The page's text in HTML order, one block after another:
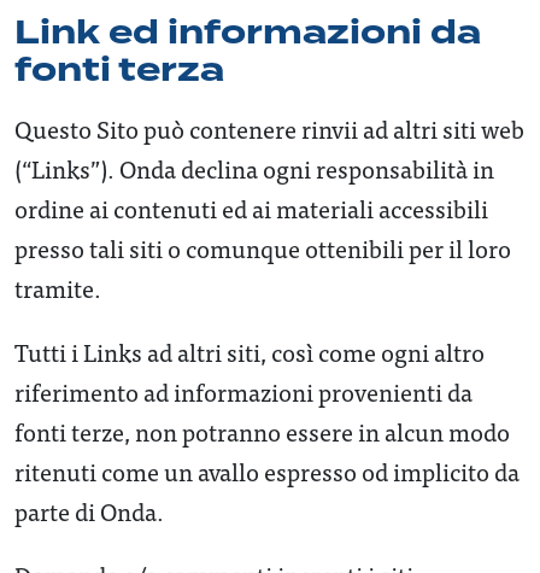
Link ed informazioni da
fonti terza
Questo Sito può contenere rinvii ad altri siti web
(“Links”). Onda declina ogni responsabilità in
ordine ai contenuti ed ai materiali accessibili
presso tali siti o comunque ottenibili per il loro
tramite.
Tutti i Links ad altri siti, così come ogni altro
riferimento ad informazioni provenienti da
fonti terze, non potranno essere in alcun modo
ritenuti come un avallo espresso od implicito da
parte di Onda.